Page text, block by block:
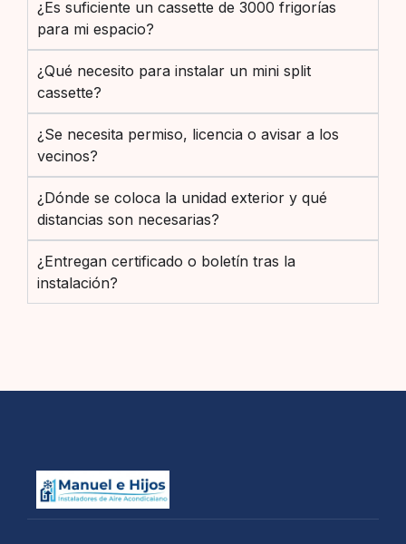
¿Es suficiente un cassette de 3000 frigorías
para mi espacio?
¿Qué necesito para instalar un mini split
cassette?
¿Se necesita permiso, licencia o avisar a los
vecinos?
¿Dónde se coloca la unidad exterior y qué
distancias son necesarias?
¿Entregan certificado o boletín tras la
instalación?